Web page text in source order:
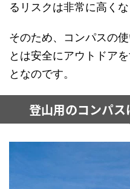
るリスクは非常に高くな
そのため、コンパスの
とは安全にアウトドア
となのです。
登山用のコンパ